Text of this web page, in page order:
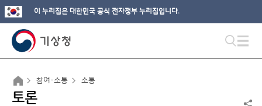
이 누리집은 대한민국 공식 전자정부 누리집입니다.
참여·소통 소통
토론